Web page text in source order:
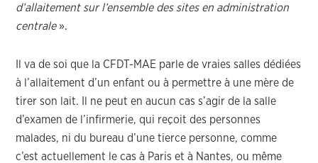
d’allaitement sur l’ensemble des sites en administration
centrale».
Il va de soi que la CFDT-MAE parle de vraies salles dédiées
à l’allaitement d’un enfant ou à permettre à une mère de
tirer son lait. Il ne peut en aucun cas s’agir de la salle
d’examen de l’infirmerie, qui reçoit des personnes
malades, ni du bureau d’une tierce personne, comme
c’est actuellement le cas à Paris et à Nantes, ou même